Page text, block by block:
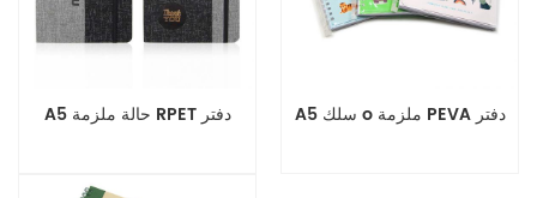
A5 حالة ملزمة RPET دفتر A5 سلك o ملزمة PEVA دفتر